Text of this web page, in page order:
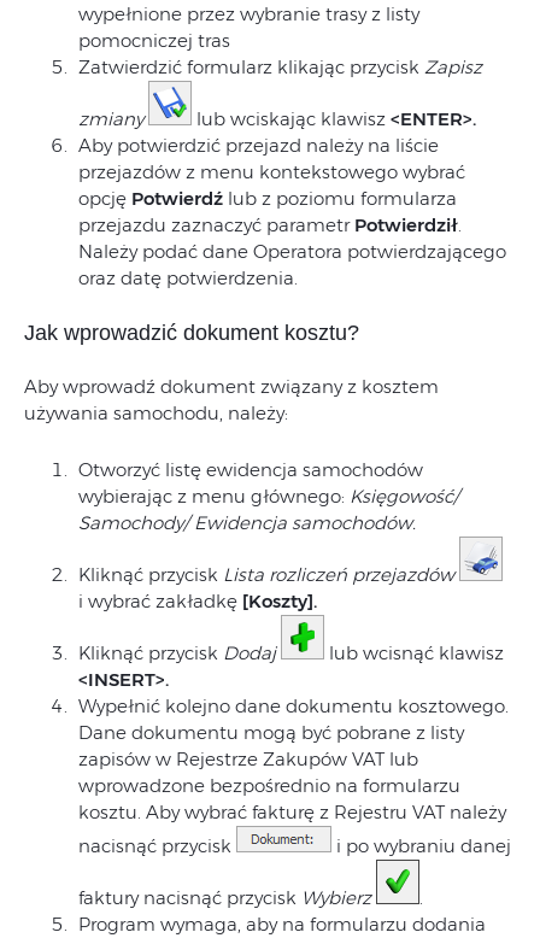
wypełnione przez wybranie trasy z listy
pomocniczej tras
Zatwierdzić formularz klikając przycisk Zapisz
zmiany lub wciskając klawisz <ENTER>.
Aby potwierdzić przejazd należy na liście
przejazdów z menu kontekstowego wybrać
opcję Potwierdź lub z poziomu formularza
przejazdu zaznaczyć parametr Potwierdził.
Należy podać dane Operatora potwierdzającego
oraz datę potwierdzenia.
Jak wprowadzić dokument kosztu?
Aby wprowadź dokument związany z kosztem
używania samochodu, należy:
Otworzyć listę ewidencja samochodów
wybierając z menu głównego: Księgowość/
Samochody/ Ewidencja samochodów.
Kliknąć przycisk Lista rozliczeń przejazdów
i wybrać zakładkę [Koszty].
Kliknąć przycisk Dodaj
lub wcisnąć klawisz
<INSERT>.
Wypełnić kolejno dane dokumentu kosztowego.
Dane dokumentu mogą być pobrane z listy
zapisów w Rejestrze Zakupów VAT lub
wprowadzone bezpośrednio na formularzu
kosztu. Aby wybrać fakturę z Rejestru VAT należy
nacisnąć przycisk
i po wybraniu danej
faktury nacisnąć przycisk Wybierz
.
Program wymaga, aby na formularzu dodania